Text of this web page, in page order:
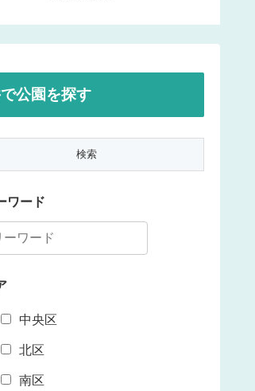
公園を探す
ワード
中央区
北区
南区